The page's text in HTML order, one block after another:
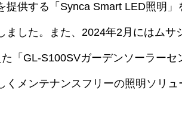
提供する「Synca Smart LED照明」
ました。また、2024年2月にはムサ
「GL-S100SVガーデンソーラーセ
メンテナンスフリーの照明ソリュ